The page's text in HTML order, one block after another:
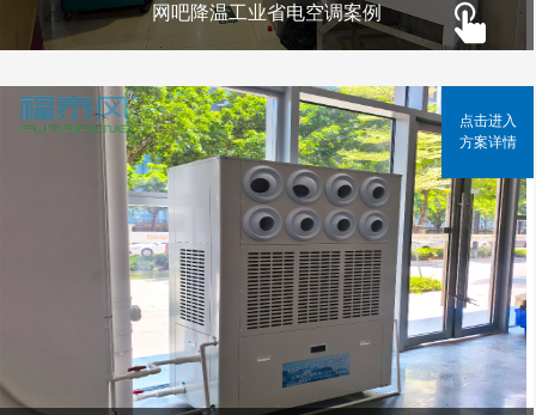
网吧降温工业省电空调案例
点击进入
方案详情